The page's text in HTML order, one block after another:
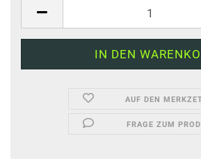
AUF DEN
FRAGE ZUM